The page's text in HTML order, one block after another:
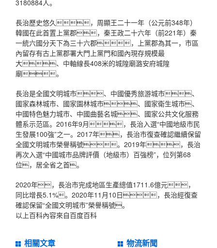
3180884人。
長治歷史悠久，周顯王二十一年（公元前348年）
韓國在此首置上黨郡，秦王政二十六年（前221年）秦
一統六國分天下為三十六郡，上黨郡為其一，市區
內留存有古上黨郡署大門上黨門和國內現存規模最
大、中軸線長408米的城隍廟潞安府城隍
廟。
長治是全國文明城市、中國優秀旅游城市、
國家森林城市、國家園林城市、國家衛生城市、
中國特色魅力城市、中國曲藝名城、國家公共文化服務
體系示范區。2016年9月，長治入選“中國地級市民
生發展100強”之一。2017年，長治市復查確認繼續保留
全國文明城市榮譽稱號。2019年，長治
再次入選“中國城市品牌評價（地級市）百強榜”，位列第68
位，居全省之首。
2020年，長治市完成地區生產總值1711.6億元，
同比增長5.1%。2020年11月10日，長治經復查
確認保留“全國文明城市”榮譽稱號。
以上百科內容來自百度百科
相關文章 物流新聞